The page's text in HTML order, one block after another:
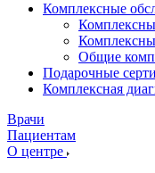
Комплексные
Общие
Подарочные
Комплексная
Врачи
Пациентам
О центре